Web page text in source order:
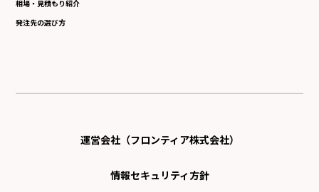
相場・見積もり紹介
発注先の選び方
運営会社（フロンティア株式会社）
情報セキュリティ方針